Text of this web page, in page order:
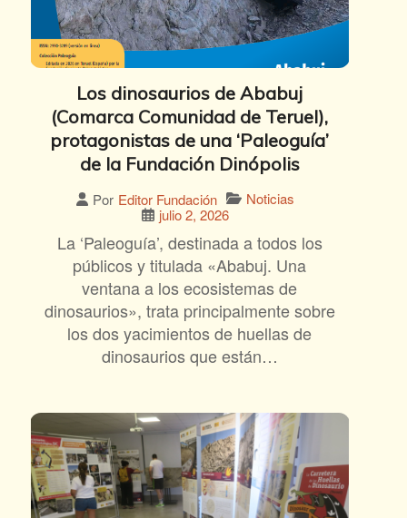
Los dinosaurios de Ababuj
(Comarca Comunidad de Teruel),
protagonistas de una ‘Paleoguía’
de la Fundación Dinópolis
Por Editor Fundación
Noticias
julio 2, 2026
La ‘Paleoguía’, destinada a todos los
públicos y titulada «Ababuj. Una
ventana a los ecosistemas de
dinosaurios», trata principalmente sobre
los dos yacimientos de huellas de
dinosaurios que están…